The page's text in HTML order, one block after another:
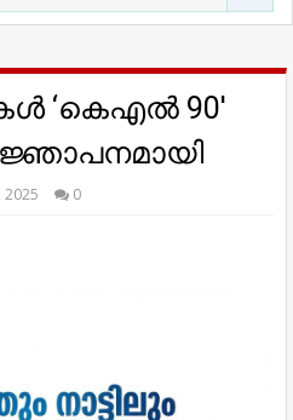
‘കെഎൽ 90'
2025 0